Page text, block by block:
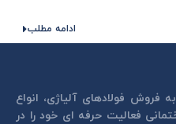
ادامه مطلب
فروش فولادهای آلیاژی، انواع
فعالیت حرفه ای خود را در